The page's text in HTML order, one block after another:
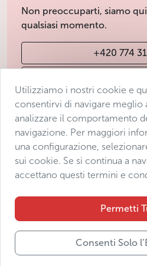
Non preoccuparti, siamo
qualsiasi momento.
+420 774
Condizioni di vendita
Protezione dei dati
Dichiarazione di accessibilità
Manage consent
Utilizziamo i nostri cookie e
consentirvi di navigare meglio
analizzare il comportamento
navigazione. Per maggiori
una configurazione,
sui cookie. Se si continua a
accettano questi termini e
Permetti
Consenti Solo